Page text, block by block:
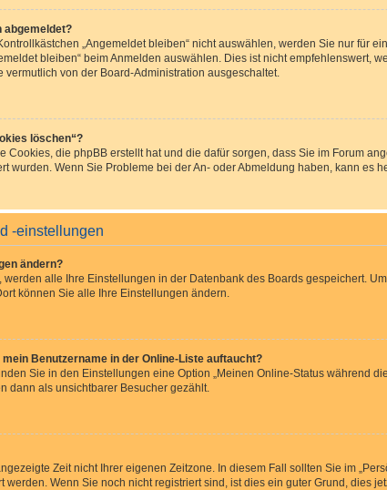
abgemeldet?
„Angemeldet bleiben“ nicht auswählen, werden Sie nur für
bleiben“ beim Anmelden auswählen. Dies ist nicht
vermutlich von der Board-Administration ausgeschaltet.
löschen“?
Cookies, die phpBB erstellt hat und die dafür sorgen, dass Sie im Forum
wurden. Wenn Sie Probleme bei der An- oder Abmeldung haben, kann es
-einstellungen
ändern?
alle Ihre Einstellungen in der Datenbank des Boards gespeichert.
können Sie alle Ihre Einstellungen ändern.
Benutzername in der Online-Liste auftaucht?
Sie in den Einstellungen eine Option „Meinen Online-Status während
dann als unsichtbarer Besucher gezählt.
Zeit nicht Ihrer eigenen Zeitzone. In diesem Fall sollten Sie im
Wenn Sie noch nicht registriert sind, ist dies ein guter Grund, dies